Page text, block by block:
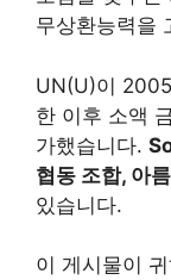
무상환능력을
UN(U)이
한 이후 소액
가했습니다.
협동 조합, 아
있습니다.
이 게시물이